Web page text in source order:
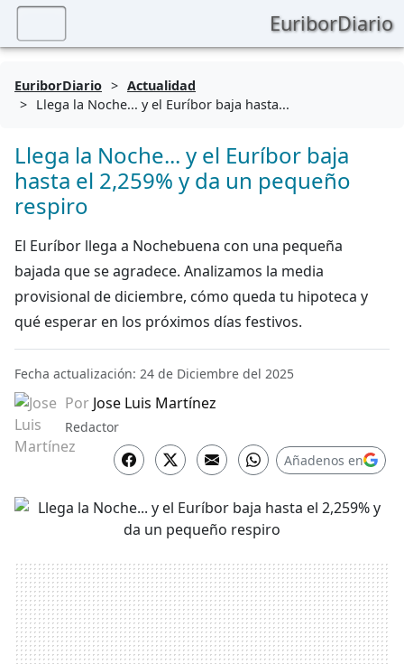
EuriborDiario
EuriborDiario > Actualidad
> Llega la Noche... y el Euríbor baja hasta...
Llega la Noche... y el Euríbor baja
hasta el 2,259% y da un pequeño
respiro
El Euríbor llega a Nochebuena con una pequeña
bajada que se agradece. Analizamos la media
provisional de diciembre, cómo queda tu hipoteca y
qué esperar en los próximos días festivos.
Fecha actualización: 24 de Diciembre del 2025
Por Jose Luis Martínez
Redactor
Añadenos en